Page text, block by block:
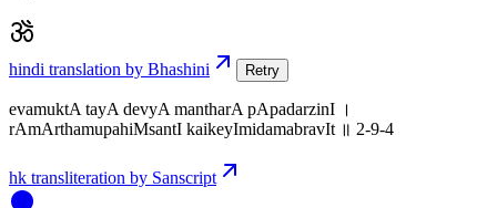
hindi translation by Bhashini Retry
evamuktA tayA devyA mantharA pApadarzinI ।
rAmArthamupahiMsantI kaikeyImidamabravIt ॥ 2-9-4
hk transliteration by Sanscript